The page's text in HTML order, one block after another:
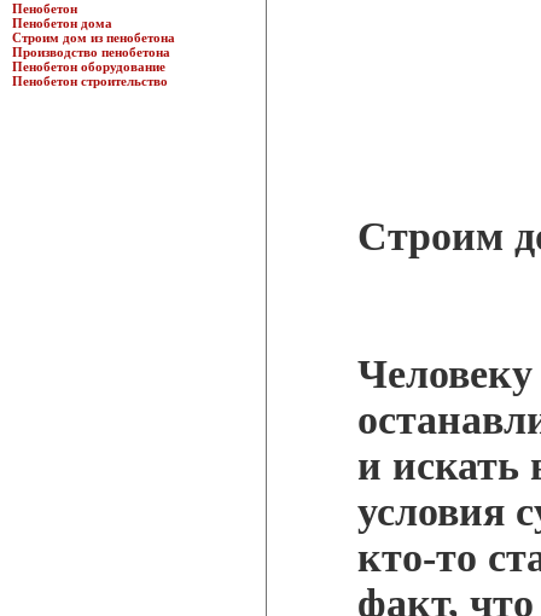
Пенобетон
Пенобетон дома
Строим дом из пенобетона
Производство пенобетона
Пенобетон оборудование
Пенобетон строительство
Строим
Человеку
и искать
условия
кто-то
факт,